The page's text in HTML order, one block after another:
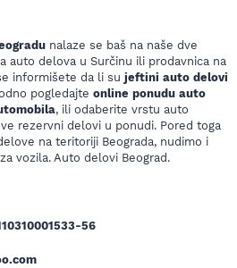
nalaze se baš na naše dve
auto delova u Surčinu ili prodavnica na
informišete da li su jeftini auto delovi
pogledajte online ponudu auto
, ili odaberite vrstu auto
rezervni delovi u ponudi. Pored toga
na teritoriji Beograda, nudimo i
vozila. Auto delovi Beograd.
56